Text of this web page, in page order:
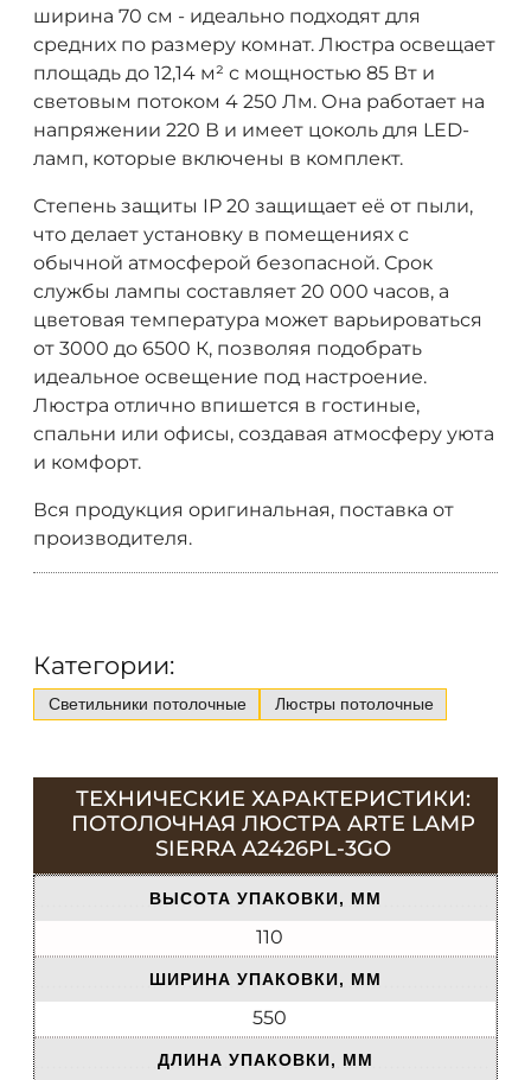
ширина 70 см - идеально подходят для
средних по размеру комнат. Люстра освещает
площадь до 12,14 м² с мощностью 85 Вт и
световым потоком 4 250 Лм. Она работает на
напряжении 220 В и имеет цоколь для LED-
ламп, которые включены в комплект.
Степень защиты IP 20 защищает её от пыли,
что делает установку в помещениях с
обычной атмосферой безопасной. Срок
службы лампы составляет 20 000 часов, а
цветовая температура может варьироваться
от 3000 до 6500 К, позволяя подобрать
идеальное освещение под настроение.
Люстра отлично впишется в гостиные,
спальни или офисы, создавая атмосферу уюта
и комфорт.
Вся продукция оригинальная, поставка от
производителя.
Категории:
Светильники потолочные Люстры потолочные
ТЕХНИЧЕСКИЕ ХАРАКТЕРИСТИКИ:
ПОТОЛОЧНАЯ ЛЮСТРА ARTE LAMP
SIERRA A2426PL-3GO
ВЫСОТА УПАКОВКИ, ММ
110
ШИРИНА УПАКОВКИ, ММ
550
ДЛИНА УПАКОВКИ, ММ